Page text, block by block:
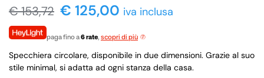
€153,72 € 125,00 iva inclusa
paga fino a6 rate, scopri di più
Specchiera circolare, disponibile in due dimensioni. Grazie al suo
stile minimal, si adatta ad ogni stanza della casa.